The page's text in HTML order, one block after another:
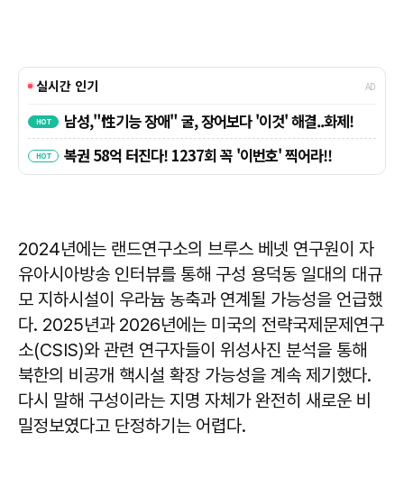
2024년에는 랜드연구소의 브루스 베넷 연구원이 자
유아시아방송 인터뷰를 통해 구성 용덕동 일대의 대규
모 지하시설이 우라늄 농축과 연계될 가능성을 언급했
다. 2025년과 2026년에는 미국의 전략국제문제연구
소(CSIS)와 관련 연구자들이 위성사진 분석을 통해
북한의 비공개 핵시설 확장 가능성을 계속 제기했다.
다시 말해 구성이라는 지명 자체가 완전히 새로운 비
밀정보였다고 단정하기는 어렵다.